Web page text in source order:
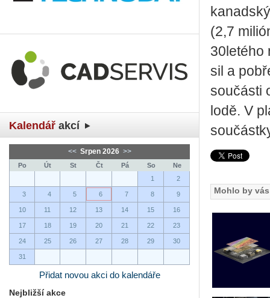
Kalendář akcí
<< Srpen 2026 >>
Po Út St Čt Pá So
Ne
1
2
3 4 5 6 7 8 9
10 11 12 13 14 15 16
17 18 19 20 21 22 23
24 25 26 27 28 29 30
31
Přidat novou akci do kalendáře
Nejbližší akce
(2,7
30letého
sil a
součásti
lodě. V
Mohlo by